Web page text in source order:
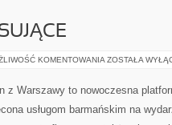
KOMENTOWANIA SZAMPANY
MUSUJĄCE
ZOSTAŁA
z Warszawy to nowoczesna
usługom barmańskim na